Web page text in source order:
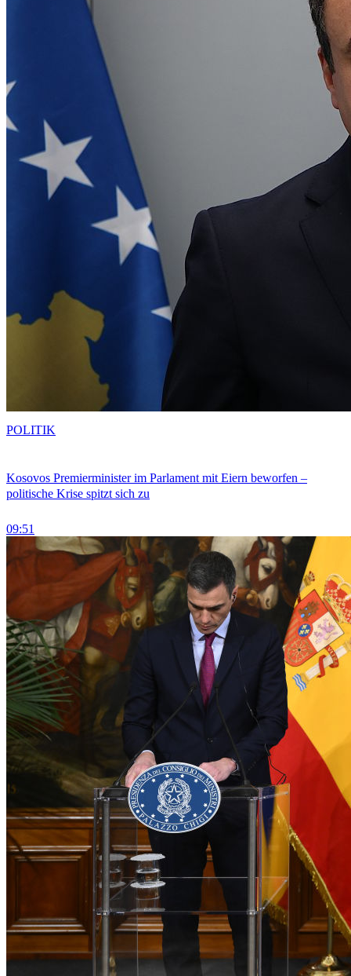
Kosovos Premierminister im Parlament mit Eiern beworfen –
politische Krise spitzt sich zu
09:51
POLITIK